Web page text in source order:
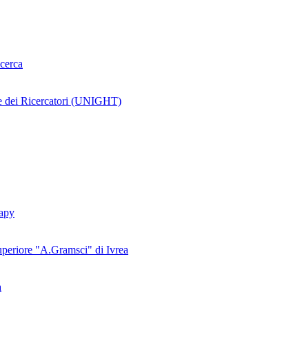
dei Ricercatori (UNIGHT)
"A.Gramsci" di Ivrea